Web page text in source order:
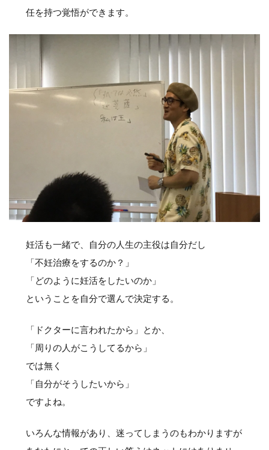
任を持つ覚悟ができます。
妊活も一緒で、自分の人生の主役は自分だし
「不妊治療をするのか？」
「どのように妊活をしたいのか」
ということを自分で選んで決定する。
「ドクターに言われたから」とか、
「周りの人がこうしてるから」
では無く
「自分がそうしたいから」
ですよね。
いろんな情報があり、迷ってしまうのもわかりますが